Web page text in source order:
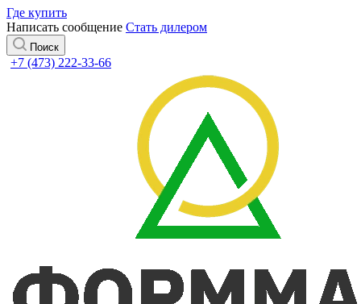
Где купить
Написать сообщение Стать дилером
Поиск
+7 (473) 222-33-66